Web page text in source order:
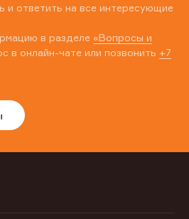
и ответить на все интересующие
в разделе «Вопросы и
в онлайн-чате или позвонить +7